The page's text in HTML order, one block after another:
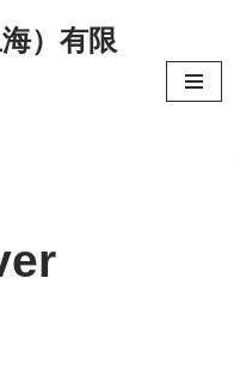
）有限